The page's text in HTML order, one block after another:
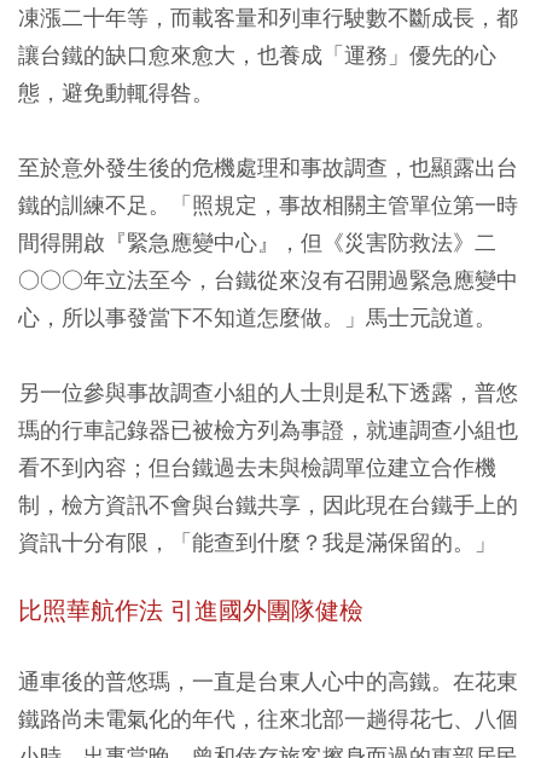
凍漲二十年等，而載客量和列車行駛數不斷成長，都
讓台鐵的缺口愈來愈大，也養成「運務」優先的心
態，避免動輒得咎。
至於意外發生後的危機處理和事故調查，也顯露出台
鐵的訓練不足。「照規定，事故相關主管單位第一時
間得開啟『緊急應變中心』，但《災害防救法》二
○○○年立法至今，台鐵從來沒有召開過緊急應變中
心，所以事發當下不知道怎麼做。」馬士元說道。
另一位參與事故調查小組的人士則是私下透露，普悠
瑪的行車記錄器已被檢方列為事證，就連調查小組也
看不到內容；但台鐵過去未與檢調單位建立合作機
制，檢方資訊不會與台鐵共享，因此現在台鐵手上的
資訊十分有限，「能查到什麼？我是滿保留的。」
比照華航作法 引進國外團隊健檢
通車後的普悠瑪，一直是台東人心中的高鐵。在花東
鐵路尚未電氣化的年代，往來北部一趟得花七、八個